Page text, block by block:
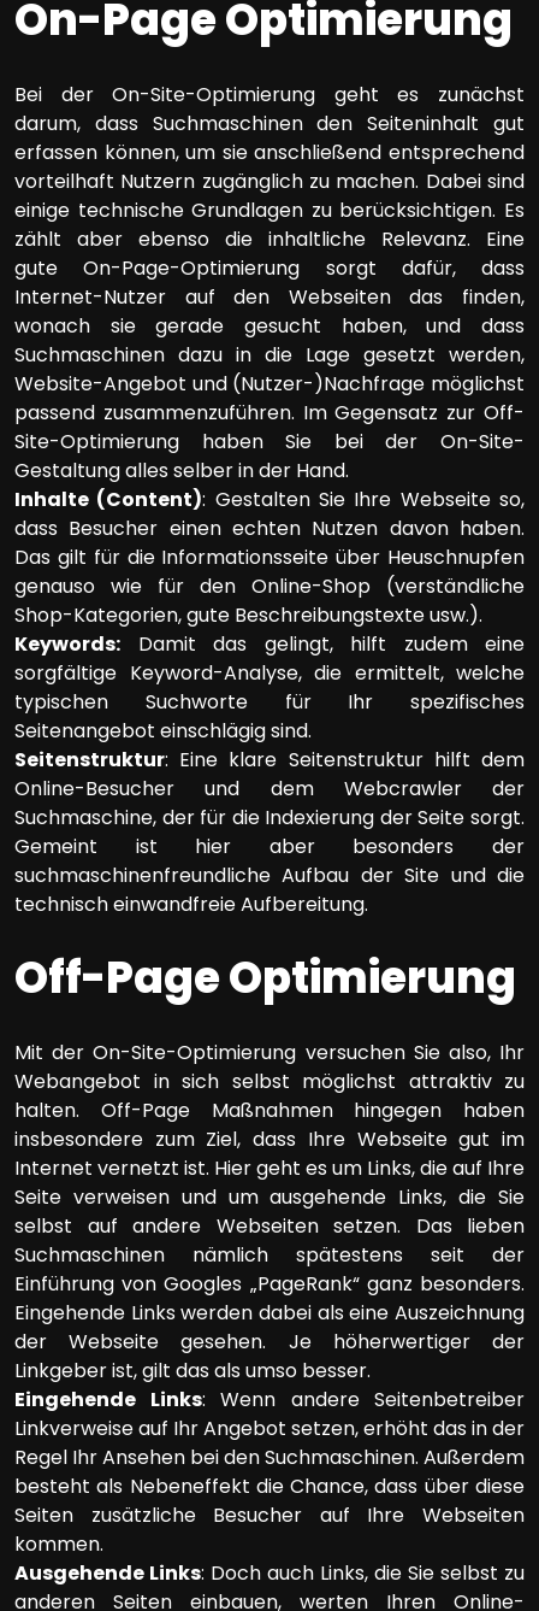
On-Page Optimierung
Bei der On-Site-Optimierung geht es zunächst
darum, dass Suchmaschinen den Seiteninhalt gut
erfassen können, um sie anschließend entsprechend
vorteilhaft Nutzern zugänglich zu machen. Dabei sind
einige technische Grundlagen zu berücksichtigen. Es
zählt aber ebenso die inhaltliche Relevanz. Eine
gute On-Page-Optimierung sorgt dafür, dass
Internet-Nutzer auf den Webseiten das finden,
wonach sie gerade gesucht haben, und dass
Suchmaschinen dazu in die Lage gesetzt werden,
Website-Angebot und (Nutzer-)Nachfrage möglichst
passend zusammenzuführen. Im Gegensatz zur Off-
Site-Optimierung haben Sie bei der On-Site-
Gestaltung alles selber in der Hand.
Inhalte (Content): Gestalten Sie Ihre Webseite so,
dass Besucher einen echten Nutzen davon haben.
Das gilt für die Informationsseite über Heuschnupfen
genauso wie für den Online-Shop (verständliche
Shop-Kategorien, gute Beschreibungstexte usw.).
Keywords: Damit das gelingt, hilft zudem eine
sorgfältige Keyword-Analyse, die ermittelt, welche
typischen Suchworte für Ihr spezifisches
Seitenangebot einschlägig sind.
Seitenstruktur: Eine klare Seitenstruktur hilft dem
Online-Besucher und dem Webcrawler der
Suchmaschine, der für die Indexierung der Seite sorgt.
Gemeint ist hier aber besonders der
suchmaschinenfreundliche Aufbau der Site und die
technisch einwandfreie Aufbereitung.
Off-Page Optimierung
Mit der On-Site-Optimierung versuchen Sie also, Ihr
Webangebot in sich selbst möglichst attraktiv zu
halten. Off-Page Maßnahmen hingegen haben
insbesondere zum Ziel, dass Ihre Webseite gut im
Internet vernetzt ist. Hier geht es um Links, die auf Ihre
Seite verweisen und um ausgehende Links, die Sie
selbst auf andere Webseiten setzen. Das lieben
Suchmaschinen nämlich spätestens seit der
Einführung von Googles „PageRank“ ganz besonders.
Eingehende Links werden dabei als eine Auszeichnung
der Webseite gesehen. Je höherwertiger der
Linkgeber ist, gilt das als umso besser.
Eingehende Links: Wenn andere Seitenbetreiber
Linkverweise auf Ihr Angebot setzen, erhöht das in der
Regel Ihr Ansehen bei den Suchmaschinen. Außerdem
besteht als Nebeneffekt die Chance, dass über diese
Seiten zusätzliche Besucher auf Ihre Webseiten
kommen.
Ausgehende Links: Doch auch Links, die Sie selbst zu
anderen Seiten einbauen, werten Ihren Online-